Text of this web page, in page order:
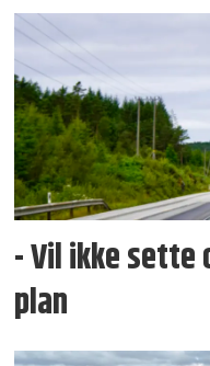
- Vil ikke sette
plan